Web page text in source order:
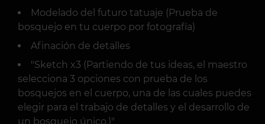
Modelado del futuro tatuaje (Prueba de
bosquejo en tu cuerpo por fotografía)
Afinación de detalles
"Sketch x3 (Partiendo de tus ideas, el maestro
selecciona 3 opciones con prueba de los
bosquejos en el cuerpo, una de las cuales puedes
elegir para el trabajo de detalles y el desarrollo de
un bosquejo único.)"